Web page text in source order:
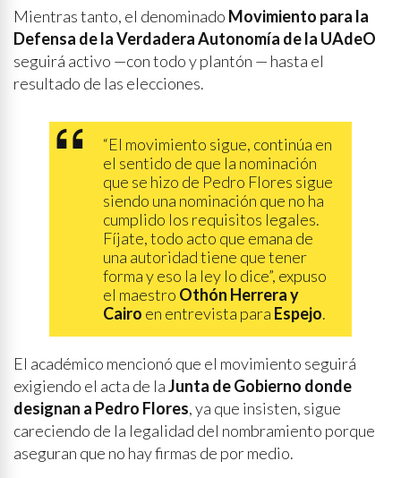
Mientras tanto, el denominado Movimiento para la
Defensa de la Verdadera Autonomía de la UAdeO
seguirá activo —con todo y plantón — hasta el
resultado de las elecciones.
“El movimiento sigue, continúa en
el sentido de que la nominación
que se hizo de Pedro Flores sigue
siendo una nominación que no ha
cumplido los requisitos legales.
Fíjate, todo acto que emana de
una autoridad tiene que tener
forma y eso la ley lo dice”, expuso
el maestro Othón Herrera y
Cairo en entrevista para Espejo.
El académico mencionó que el movimiento seguirá
exigiendo el acta de laJunta de Gobierno donde
designan a Pedro Flores, ya que insisten, sigue
careciendo de la legalidad del nombramiento porque
aseguran que no hay firmas de por medio.